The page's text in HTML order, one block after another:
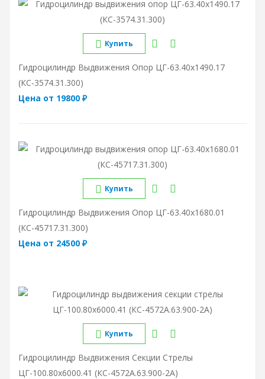
Купить
Гидроцилиндр Выдвижения Опор ЦГ-63.40х1490.17
(КС-3574.31.300)
Цена от 19800 ₽
Купить
Гидроцилиндр Выдвижения Опор ЦГ-63.40х1680.01
(КС-45717.31.300)
Цена от 24500 ₽
Купить
Гидроцилиндр Выдвижения Секции Стрелы
ЦГ-100.80х6000.41 (КС-4572А.63.900-2А)